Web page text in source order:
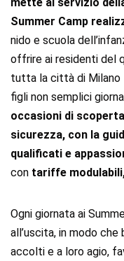
mette al servizio
Summer Camp
nido e scuola
offrire ai residenti del
tutta la città di Milano
figli non semplici
occasioni di
sicurezza, con la
qualificati e
con tariffe
Ogni giornata ai
all’uscita, in modo
accolti e a loro agio,